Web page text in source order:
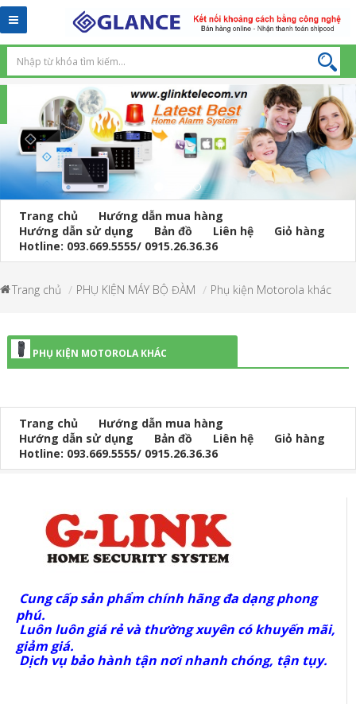
Toggle
navigation
Trang chủ
Hướng dẫn mua hàng
Hướng dẫn sử dụng
Bản đồ Liên hệ
Giỏ hàng
Hotline: 093.669.5555/ 0915.26.36.36
Trang chủ PHỤ KIỆN MÁY BỘ ĐÀM Phụ kiện Motorola khác
PHỤ KIỆN MOTOROLA KHÁC
Trang chủ
Hướng dẫn mua hàng
Hướng dẫn sử dụng
Bản đồ Liên hệ
Giỏ hàng
Hotline: 093.669.5555/ 0915.26.36.36
Cung cấp sản phẩm chính hãng đa dạng phong
phú.
Luôn luôn giá rẻ và thường xuyên có khuyến mãi,
giảm giá.
Dịch vụ bảo hành tận nơi nhanh chóng, tận tụy.